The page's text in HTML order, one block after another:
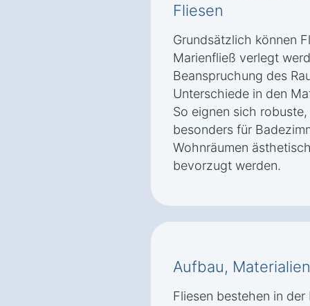
Fliesen
Grundsätzlich können
Marienfließ verlegt
Beanspruchung des
Unterschiede in den
So eignen sich
besonders für
Wohnräumen
bevorzugt werden.
Aufbau,
Fliesen bestehen in der